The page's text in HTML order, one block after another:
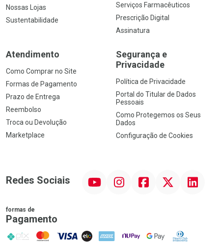
Nossas Lojas
Sustentabilidade
Serviços Farmacêuticos
Prescrição Digital
Assinatura
Atendimento
Como Comprar no Site
Formas de Pagamento
Prazo de Entrega
Reembolso
Troca ou Devolução
Marketplace
Segurança e
Privacidade
Política de Privacidade
Portal do Titular de Dados
Pessoais
Como Protegemos os Seus
Dados
Configuração de Cookies
Redes Sociais InstagramFacebook Linkedin
formas de
Pagamento
PIX MasterCard
VISA ELO AMEX NuPay Google PayDiners Club